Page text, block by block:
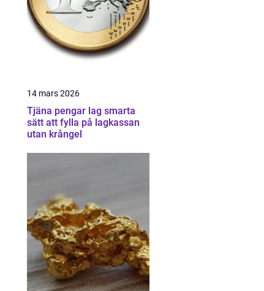
14 mars 2026
Tjäna pengar lag smarta
sätt att fylla på lagkassan
utan krångel